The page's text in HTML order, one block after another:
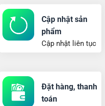
Cập nhật sản
phẩm
Cập nhật liên tục
Đặt hàng, thanh
toán